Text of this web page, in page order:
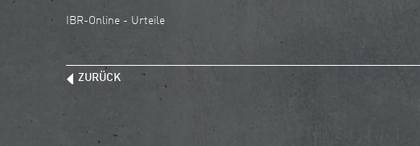
IBR-Online - Urteile
ZURÜCK